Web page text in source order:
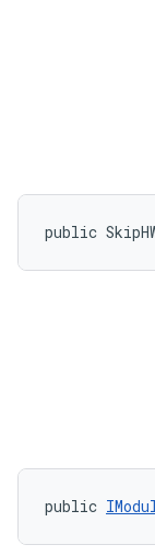
public
public